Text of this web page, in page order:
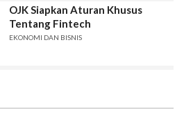
OJK Siapkan Aturan Khusus
Tentang Fintech
EKONOMI DAN BISNIS